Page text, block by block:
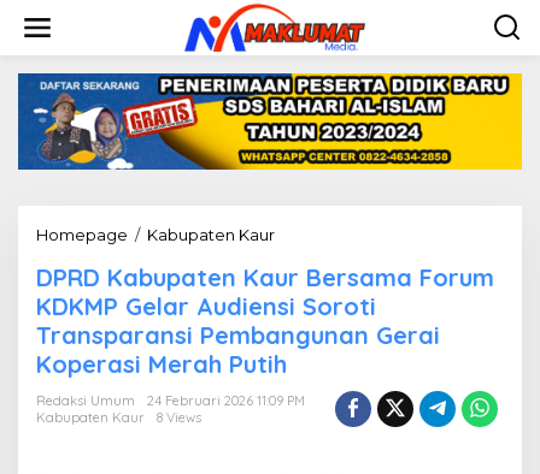
w
Homepage / Kabupaten Kaur
R
D
K
a
b
p
DPRD Kabupaten Kaur Bersama Forum
KDKMP Gelar Audiensi Soroti
Transparansi Pembangunan Gerai
Koperasi Merah Putih
Redaksi Umum
24 Februari 2026 11:09 PM
Kabupaten Kaur
8 Views